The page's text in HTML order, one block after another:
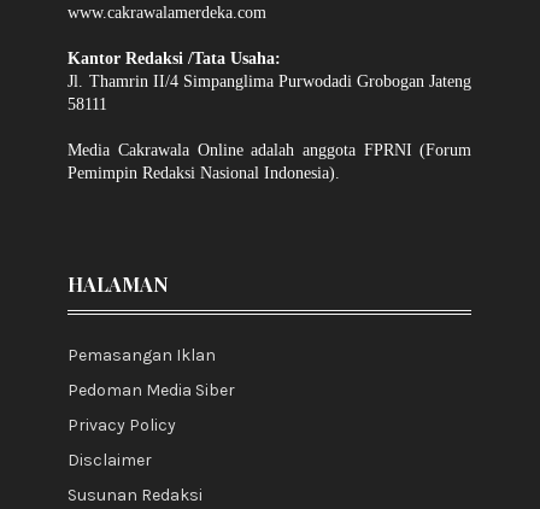
www.cakrawalamerdeka.com
Kantor Redaksi /Tata Usaha:
Jl. Thamrin II/4 Simpanglima Purwodadi Grobogan Jateng
58111
Media Cakrawala Online adalah anggota FPRNI (Forum
Pemimpin Redaksi Nasional Indonesia).
HALAMAN
Pemasangan Iklan
Pedoman Media Siber
Privacy Policy
Disclaimer
Susunan Redaksi